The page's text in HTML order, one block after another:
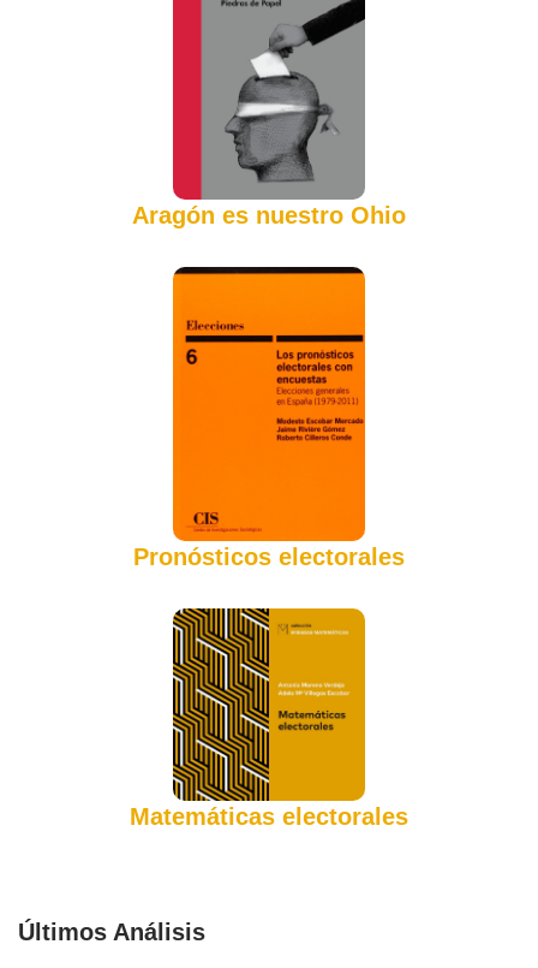
Aragón es nuestro Ohio
Pronósticos electorales
Matemáticas electorales
Últimos Análisis